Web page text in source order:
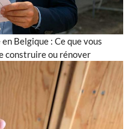
Belgique : Ce que vous
construire ou rénover